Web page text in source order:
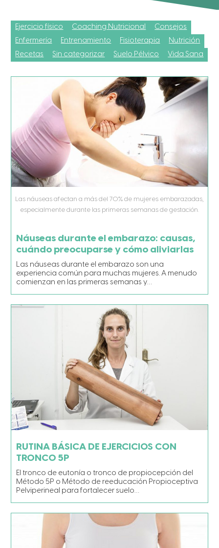
Ejercicio físico Coaching Nutricional
Consejos
Enfermería
Entrenamiento Fisioterapia
Nutrición
Recetas
Sin categorizar Suelo Pélvico Vida Sana
Las náuseas afectan a más del 70% de mujeres embarazadas,
especialmente durante las primeras semanas de gestación.
Náuseas durante el embarazo: causas,
cuándo preocuparse y cómo aliviarlas
Las náuseas durante el embarazo son una
experiencia común para muchas mujeres. A menudo
comienzan en las primeras semanas y…
RUTINA BÁSICA DE EJERCICIOS CON
TRONCO 5P
El tronco de eutonía o tronco de propiocepción del
Método 5P o Método de reeducación Propioceptiva
Pelviperineal para fortalecer suelo…